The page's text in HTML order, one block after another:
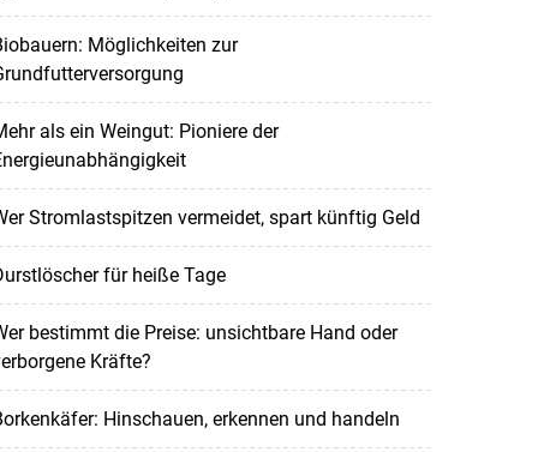
Möglichkeiten zur
als ein Weingut: Pioniere der
Stromlastspitzen vermeidet, spart künftig Geld
für heiße Tage
bestimmt die Preise: unsichtbare Hand oder
Kräfte?
Hinschauen, erkennen und handeln